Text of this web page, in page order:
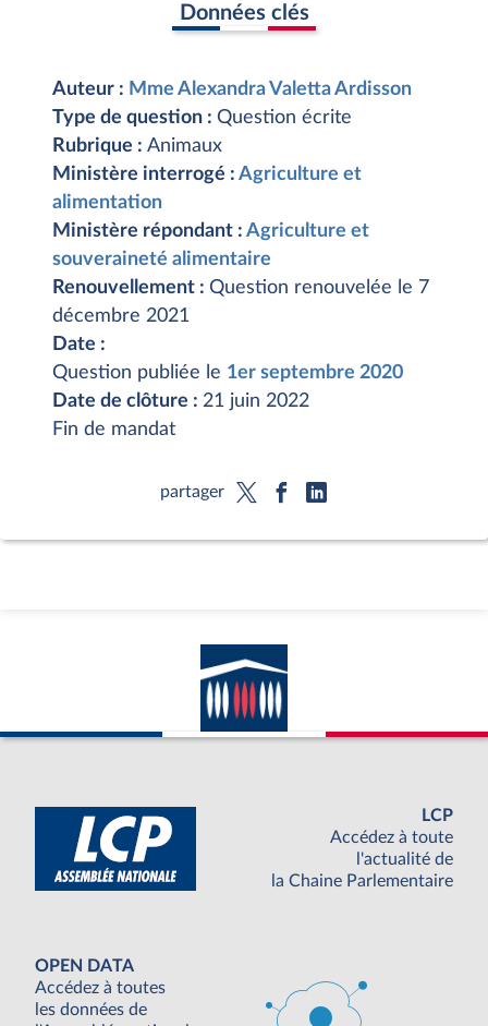
Données clés
Auteur : Mme Alexandra Valetta Ardisson
Type de question : Question écrite
Rubrique : Animaux
Ministère interrogé : Agriculture et
alimentation
Ministère répondant : Agriculture et
souveraineté alimentaire
Renouvellement : Question renouvelée le 7
décembre 2021
Date :
Question publiée le 1er septembre 2020
Date de clôture : 21 juin 2022
Fin de mandat
partager
LCP
Accédez à toute
l'actualité de
la Chaine Parlementaire
OPEN DATA
Accédez à toutes
les données de